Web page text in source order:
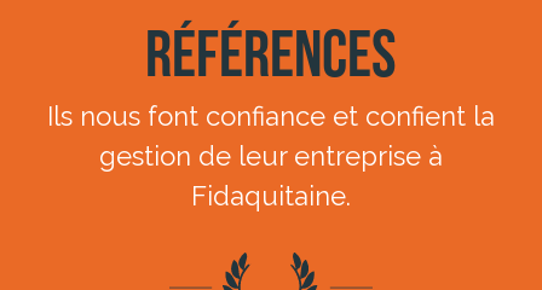
Références
Ils nous font confiance et confient la
gestion de leur entreprise à
Fidaquitaine.